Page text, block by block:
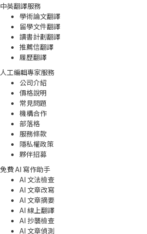
中英翻譯服務
學術論文翻譯
留學文件翻譯
讀書計劃翻譯
推薦信翻譯
履歷翻譯
人工編輯專家服務
公司介紹
價格說明
常見問題
機構合作
部落格
服務條款
隱私權政策
夥伴招募
免費 AI 寫作助手
AI 文法檢查
AI 文章改寫
AI 文章摘要
AI 線上翻譯
AI 抄襲檢查
AI 文章偵測